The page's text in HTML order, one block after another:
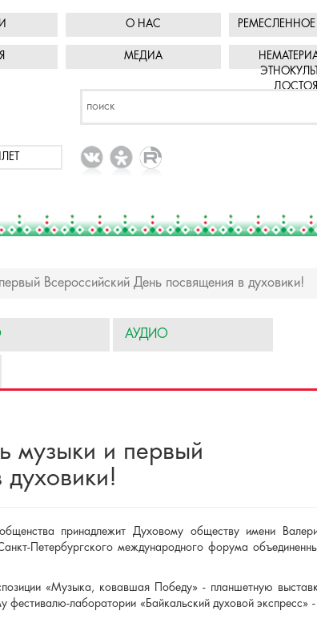
О НАС
МЕДИА
Всероссийский День посвящения в духовики!
АУДИО
музыки и первый
принадлежит Духовому обществу имени
Петербургского международного форума
«Музыка, ковавшая Победу» - планшетную
фестивалю-лаборатории «Байкальский духовой экспресс»